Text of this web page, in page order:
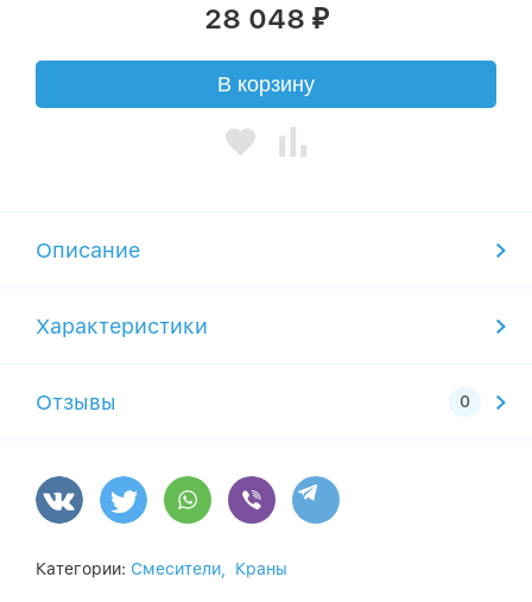
28 048 ₽
В корзину
Описание
Характеристики
Отзывы
Категории: Смесители, Краны